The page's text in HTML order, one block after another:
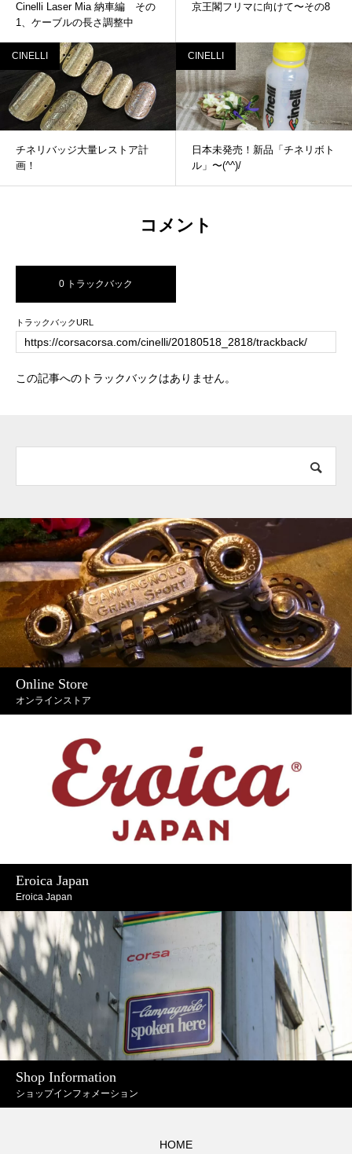
Cinelli Laser Mia 納車編 その
1、ケーブルの長さ調整中
京王閣フリマに向けて〜その8
CINELLI
チネリバッジ大量レストア計
画！
CINELLI
日本未発売！新品「チネリボト
ル」〜(^^)/
コメント
0 トラックバック
トラックバックURL
この記事へのトラックバックはありません。
Online Store
オンラインストア
Eroica Japan
Eroica Japan
Shop Information
ショップインフォメーション
HOME